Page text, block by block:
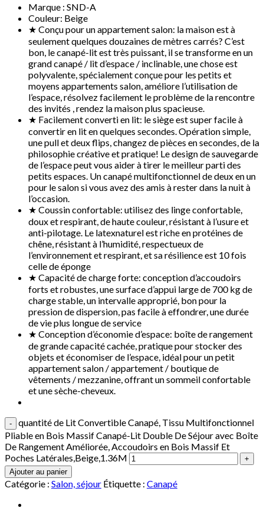
Marque : SND-A
Couleur: Beige
★ Conçu pour un appartement salon: la maison est à
seulement quelques douzaines de mètres carrés? C’est
bon, le canapé-lit est très puissant, il se transforme en un
grand canapé / lit d’espace / inclinable, une chose est
polyvalente, spécialement conçue pour les petits et
moyens appartements salon, améliore l’utilisation de
l’espace, résolvez facilement le problème de la rencontre
des invités , rendez la maison plus spacieuse.
★ Facilement converti en lit: le siège est super facile à
convertir en lit en quelques secondes. Opération simple,
une pull et deux flips, changez de pièces en secondes, de la
philosophie créative et pratique! Le design de sauvegarde
de l’espace peut vous aider à tirer le meilleur parti des
petits espaces. Un canapé multifonctionnel de deux en un
pour le salon si vous avez des amis à rester dans la nuit à
l’occasion.
★ Coussin confortable: utilisez des linge confortable,
doux et respirant, de haute couleur, résistant à l’usure et
anti-pilotage. Le latexnaturel est riche en protéines de
chêne, résistant à l’humidité, respectueux de
l’environnement et respirant, et sa résilience est 10 fois
celle de éponge
★ Capacité de charge forte: conception d’accoudoirs
forts et robustes, une surface d’appui large de 700 kg de
charge stable, un intervalle approprié, bon pour la
pression de dispersion, pas facile à effondrer, une durée
de vie plus longue de service
★ Conception d’économie d’espace: boîte de rangement
de grande capacité cachée, pratique pour stocker des
objets et économiser de l’espace, idéal pour un petit
appartement salon / appartement / boutique de
vêtements / mezzanine, offrant un sommeil confortable
et une sèche-cheveux.
quantité de Lit Convertible Canapé, Tissu Multifonctionnel
Pliable en Bois Massif Canapé-Lit Double De Séjour avec Boîte
De Rangement Améliorée, Accoudoirs en Bois Massif Et
Poches Latérales,Beige,1.36M
Ajouter au panier
Catégorie : Salon, séjour Étiquette : Canapé